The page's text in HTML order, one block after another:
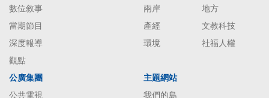
數位敘事
當期節目
深度報導
觀點
兩岸
地方
產經
文教科技
環境
社福人權
公廣集團
公共電視
主題網站
我們的島